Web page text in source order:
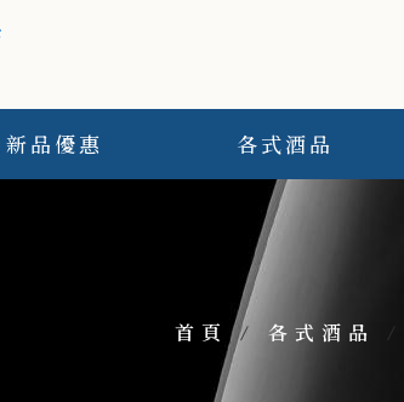
新品優惠 各式酒品
首頁 / 各式酒品 /